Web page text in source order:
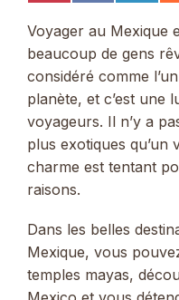
PinterestFacebook
Voyager au Mexique
beaucoup de gens
considéré comme
planète, et c’est une
voyageurs. Il n’y a
plus exotiques qu’un
charme est tentant
raisons.
Dans les belles
Mexique, vous
temples mayas,